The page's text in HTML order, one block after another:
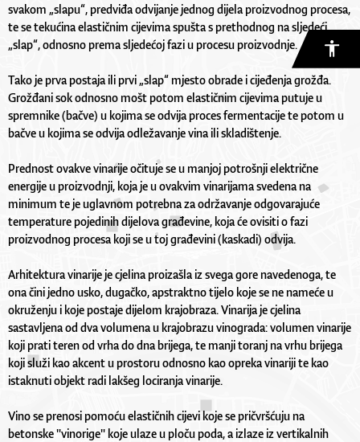
svakom „slapu“, predviđa odvijanje jednog dijela proizvodnog procesa,
te se tekućina elastičnim cijevima spušta s prethodnog na sljedeći
„slap“, odnosno prema sljedećoj fazi u procesu proizvodnje.
Tako je prva postaja ili prvi „slap“ mjesto obrade i cijeđenja grožđa.
Grožđani sok odnosno mošt potom elastičnim cijevima putuje u
spremnike (bačve) u kojima se odvija proces fermentacije te potom u
bačve u kojima se odvija odležavanje vina ili skladištenje.
Prednost ovakve vinarije očituje se u manjoj potrošnji električne
energije u proizvodnji, koja je u ovakvim vinarijama svedena na
minimum te je uglavnom potrebna za održavanje odgovarajuće
temperature pojedinih dijelova građevine, koja će ovisiti o fazi
proizvodnog procesa koji se u toj građevini (kaskadi) odvija.
Arhitektura vinarije je cjelina proizašla iz svega gore navedenoga, te
ona čini jedno usko, dugačko, apstraktno tijelo koje se ne nameće u
okruženju i koje postaje dijelom krajobraza. Vinarija je cjelina
sastavljena od dva volumena u krajobrazu vinograda: volumen vinarije
koji prati teren od vrha do dna brijega, te manji toranj na vrhu brijega
koji služi kao akcent u prostoru odnosno kao opreka vinariji te kao
istaknuti objekt radi lakšeg lociranja vinarije.
Vino se prenosi pomoću elastičnih cijevi koje se pričvršćuju na
betonske "vinorige" koje ulaze u ploču poda, a izlaze iz vertikalnih